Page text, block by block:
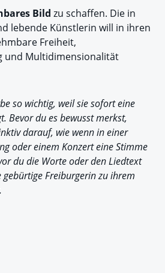
Bild zu schaffen. Die in
lebende Künstlerin will in ihren
Freiheit,
und Multidimensionalität
so wichtig, weil sie sofort eine
Bevor du es bewusst merkst,
darauf, wie wenn in einer
oder einem Konzert eine Stimme
du die Worte oder den Liedtext
gebürtige Freiburgerin zu ihrem